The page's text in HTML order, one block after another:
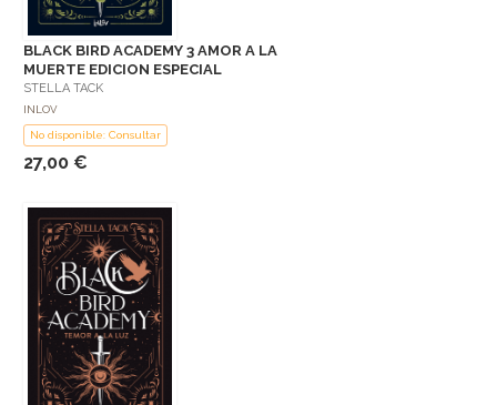
BLACK BIRD ACADEMY 3 AMOR A LA
MUERTE EDICION ESPECIAL
STELLA TACK
INLOV
No disponible: Consultar
27,00 €